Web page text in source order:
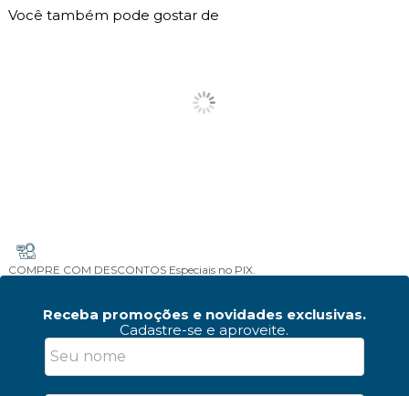
Você também pode gostar de
COMPRE COM DESCONTOS Especiais no PIX.
Receba promoções e novidades exclusivas.
Cadastre-se e aproveite.